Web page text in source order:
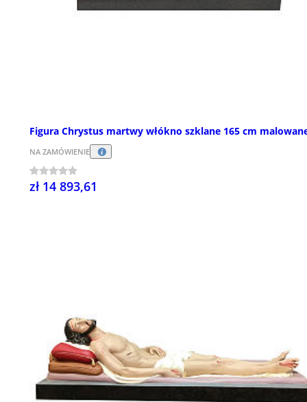
Figura Chrystus martwy włókno szklane 165 cm
NA ZAMÓWIENIE
zł 14 893,61